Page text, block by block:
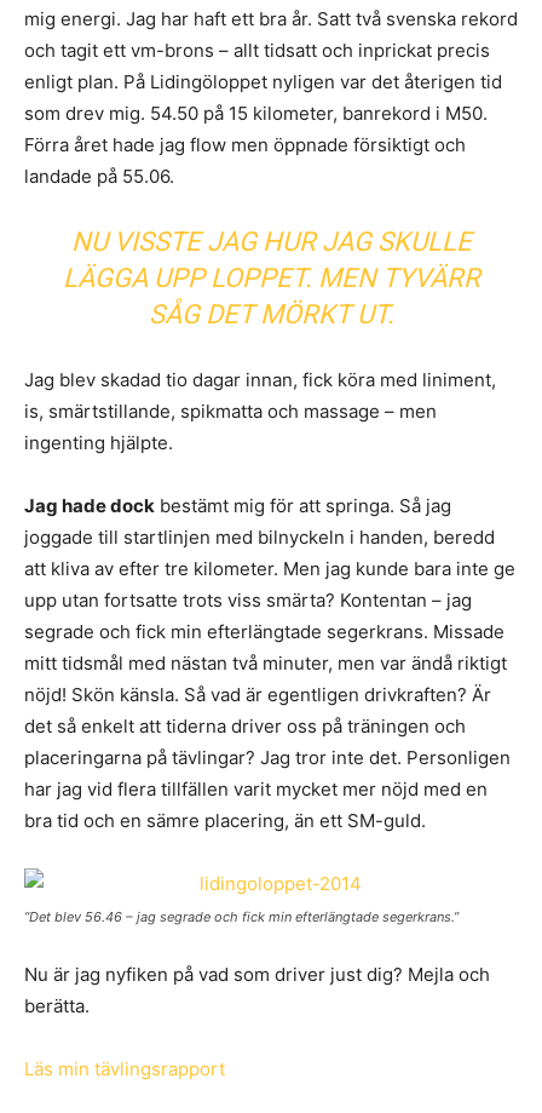
mig energi. Jag har haft ett bra år. Satt två svenska rekord
och tagit ett vm-brons – allt tidsatt och inprickat precis
enligt plan. På Lidingöloppet nyligen var det återigen tid
som drev mig. 54.50 på 15 kilometer, banrekord i M50.
Förra året hade jag flow men öppnade försiktigt och
landade på 55.06.
NU VISSTE JAG HUR JAG SKULLE
LÄGGA UPP LOPPET. MEN TYVÄRR
SÅG DET MÖRKT UT.
Jag blev skadad tio dagar innan, fick köra med liniment,
is, smärtstillande, spikmatta och massage – men
ingenting hjälpte.
Jag hade dock bestämt mig för att springa. Så jag
joggade till startlinjen med bilnyckeln i handen, beredd
att kliva av efter tre kilometer. Men jag kunde bara inte ge
upp utan fortsatte trots viss smärta? Kontentan – jag
segrade och fick min efterlängtade segerkrans. Missade
mitt tidsmål med nästan två minuter, men var ändå riktigt
nöjd! Skön känsla. Så vad är egentligen drivkraften? Är
det så enkelt att tiderna driver oss på träningen och
placeringarna på tävlingar? Jag tror inte det. Personligen
har jag vid flera tillfällen varit mycket mer nöjd med en
bra tid och en sämre placering, än ett SM-guld.
”Det blev 56.46 – jag segrade och fick min efterlängtade segerkrans.”
Nu är jag nyfiken på vad som driver just dig? Mejla och
berätta.
Läs min tävlingsrapport